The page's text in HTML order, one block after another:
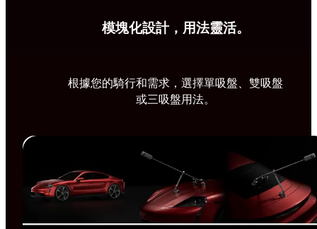
模塊化設計，用法靈活。
根據您的騎行和需求，選擇單吸盤、雙吸盤
或三吸盤用法。